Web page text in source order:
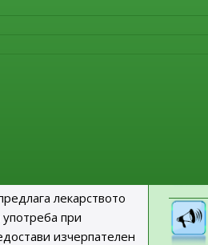
употреба. Това
лекарството
при
изчерпателен